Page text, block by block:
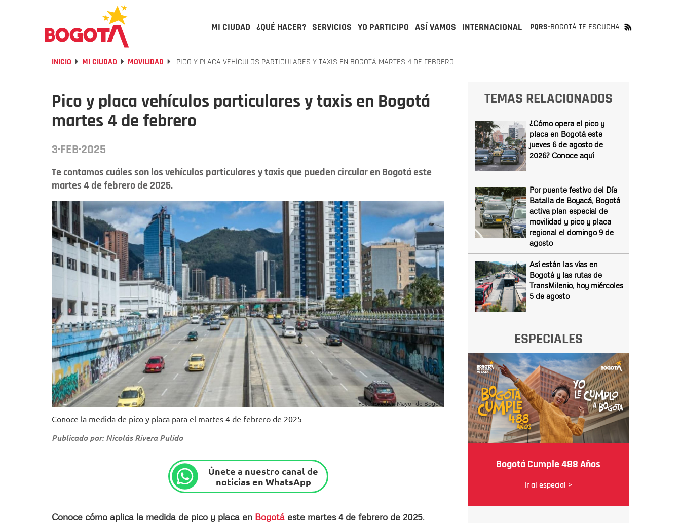
MI CIUDAD ¿QUÉ HACER? SERVICIOS YO PARTICIPO ASÍ VAMOS INTERNACIONAL PQRS-BOGOTÁ TE ESCUCHA
INICIO MI CIUDAD MOVILIDAD PICO Y PLACA VEHÍCULOS PARTICULARES Y TAXIS EN BOGOTÁ MARTES 4 DE FEBRERO
Pico y placa vehículos particulares y taxis en Bogotá
martes 4 de febrero
3·FEB·2025
Te contamos cuáles son los vehículos particulares y taxis que pueden circular en Bogotá este
martes 4 de febrero de 2025.
Foto: Alcaldía Mayor de Bogotá
Conoce la medida de pico y placa para el martes 4 de febrero de 2025
Publicado por: Nicolás Rivera Pulido
Únete a nuestro canal de
noticias en WhatsApp
Conoce cómo aplica la medida de pico y placa en Bogotá este martes 4 de febrero de 2025.
TEMAS RELACIONADOS
¿Cómo opera el pico y
placa en Bogotá este
jueves 6 de agosto de
2026? Conoce aquí
Por puente festivo del Día
Batalla de Boyacá, Bogotá
activa plan especial de
movilidad y pico y placa
regional el domingo 9 de
agosto
Así están las vías en
Bogotá y las rutas de
TransMilenio, hoy miércoles
5 de agosto
ESPECIALES
Bogotá Cumple 488 Años
Ir al especial >